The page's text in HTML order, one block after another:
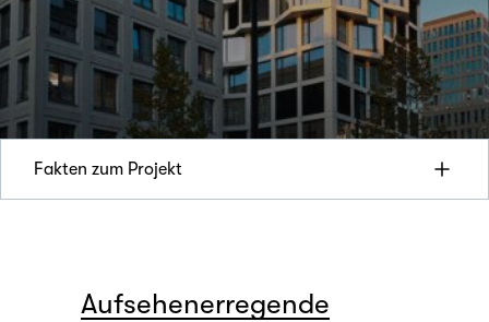
Fakten zum Projekt
Aufsehenerregende